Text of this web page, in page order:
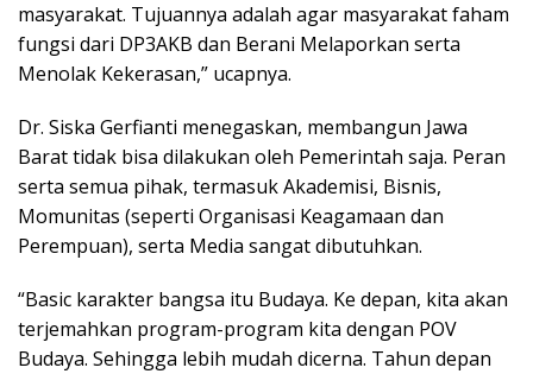
masyarakat. Tujuannya adalah agar masyarakat faham
fungsi dari DP3AKB dan Berani Melaporkan serta
Menolak Kekerasan,” ucapnya.
Dr. Siska Gerfianti menegaskan, membangun Jawa
Barat tidak bisa dilakukan oleh Pemerintah saja. Peran
serta semua pihak, termasuk Akademisi, Bisnis,
Momunitas (seperti Organisasi Keagamaan dan
Perempuan), serta Media sangat dibutuhkan.
“Basic karakter bangsa itu Budaya. Ke depan, kita akan
terjemahkan program-program kita dengan POV
Budaya. Sehingga lebih mudah dicerna. Tahun depan